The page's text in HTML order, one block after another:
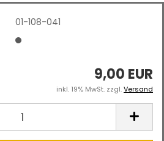
01-108-041
9,00 EUR
inkl. 19% MwSt. zzgl.Versand